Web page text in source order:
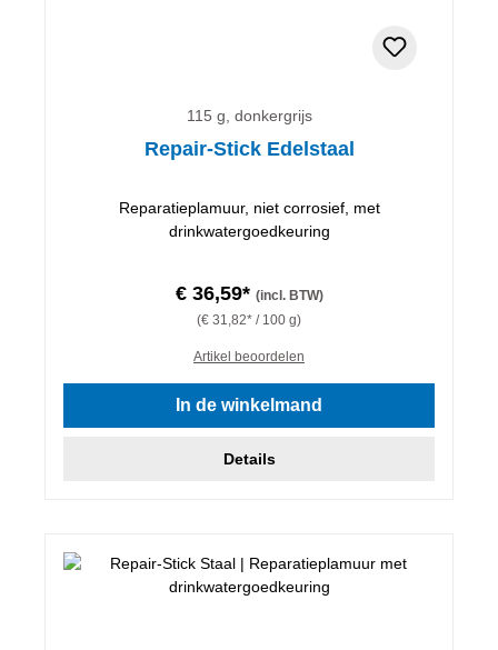
115 g, donkergrijs
Repair-Stick Edelstaal
Reparatieplamuur, niet corrosief, met
drinkwatergoedkeuring
€ 36,59* (incl. BTW)
(€ 31,82* / 100 g)
Artikel beoordelen
In de winkelmand
Details